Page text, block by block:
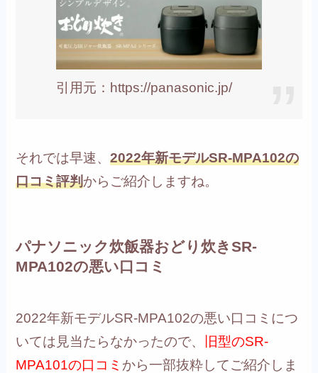
引用元：https://panasonic.jp/
それでは早速、2022年新モデルSR-MPA102の
口コミ評判からご紹介しますね。
パナソニック炊飯器おどり炊きSR-
MPA102の悪い口コミ
2022年新モデルSR-MPA102の悪い口コミにつ
いては見当たらなかったので、
旧型のSR-
MPA101の口コミ から一部抜粋してご紹介しま